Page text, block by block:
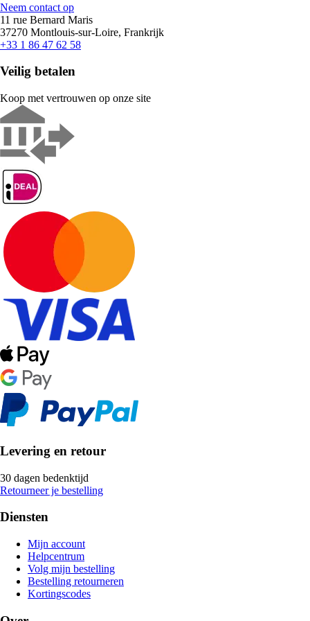
Neem contact op
11 rue Bernard Maris
37270 Montlouis-sur-Loire, Frankrijk
+33 1 86 47 62 58
Veilig betalen
Koop met vertrouwen op onze site
Levering en retour
30 dagen bedenktijd
Retourneer je bestelling
Diensten
Mijn account
Helpcentrum
Volg mijn bestelling
Bestelling retourneren
Kortingscodes